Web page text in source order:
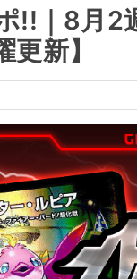
!!｜8月
更新】